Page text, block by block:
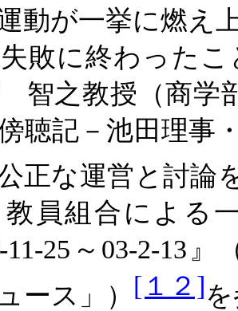
動が一挙に燃え
敗に終わった
智之教授（商学
聴記－池田理事
正な運営と討論
教員組合による
11-25～03-2-13
ース」） [１２]